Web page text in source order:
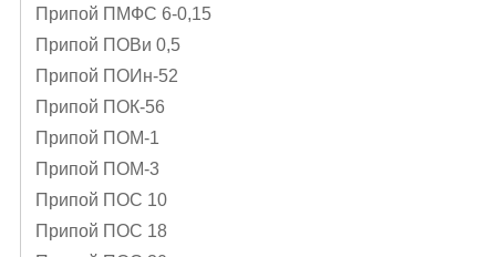
Припой ПМФС 6-0,15
Припой ПОВи 0,5
Припой ПОИн-52
Припой ПОК-56
Припой ПОМ-1
Припой ПОМ-3
Припой ПОС 10
Припой ПОС 18